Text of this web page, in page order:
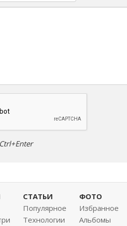
Ctrl+Enter
СТАТЬИ
Популярное
Технологии
ФОТО
Избранное
Альбомы